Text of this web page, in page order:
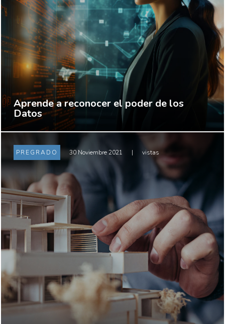
Aprende a reconocer el poder de los
Datos
PREGRADO 30 Noviembre 2021 | vistas